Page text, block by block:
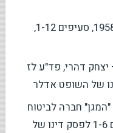
חוק הגנת השכר, התשי"ח-1958, סעיפים 1-12,
– יצחק דהרי, פד"ע לז
עגיב – "המגן" חברה לביטוח
בע"מ, פד"ע מ 241, סעיפים 1-6 לפסק דינו של